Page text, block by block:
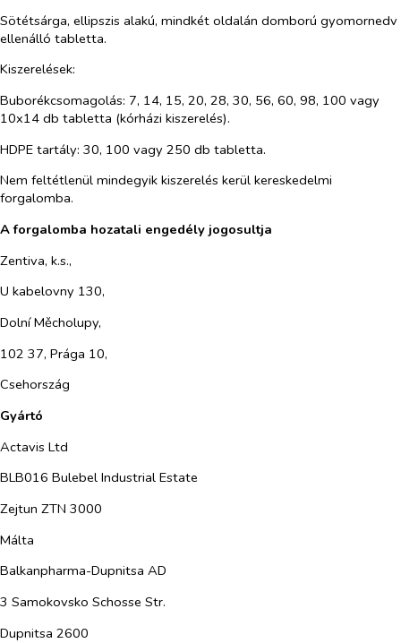
Sötétsárga, ellipszis alakú, mindkét oldalán domború gyomornedv
ellenálló tabletta.
Kiszerelések:
Buborékcsomagolás: 7, 14, 15, 20, 28, 30, 56, 60, 98, 100 vagy
10x14 db tabletta (kórházi kiszerelés).
HDPE tartály: 30, 100 vagy 250 db tabletta.
Nem feltétlenül mindegyik kiszerelés kerül kereskedelmi
forgalomba.
A forgalomba hozatali engedély jogosultja
Zentiva, k.s.,
U kabelovny 130,
Dolní Měcholupy,
102 37, Prága 10,
Csehország
Gyártó
Actavis Ltd
BLB016 Bulebel Industrial Estate
Zejtun ZTN 3000
Málta
Balkanpharma-Dupnitsa AD
3 Samokovsko Schosse Str.
Dupnitsa 2600